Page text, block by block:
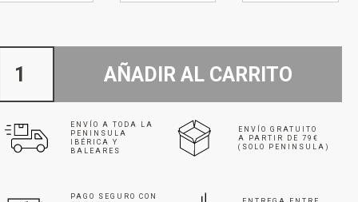
AÑADIR AL CARRITO
ENVÍO A TODA LA
PENINSULA
IBÉRICA Y
BALEARES
ENVÍO GRATUITO
A PARTIR DE 79€
(SOLO PENINSULA)
PAGO SEGURO CON